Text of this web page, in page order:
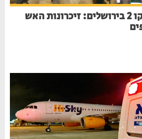
23 שנים לטבח בקו 2 בירושלים: זיכרונות האש